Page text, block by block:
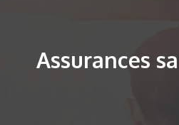
Assurances